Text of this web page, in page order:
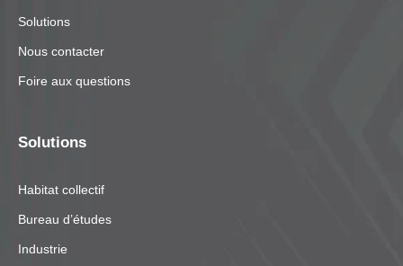
Solutions
Nous contacter
Foire aux questions
Solutions
Habitat collectif
Bureau d’études
Industrie